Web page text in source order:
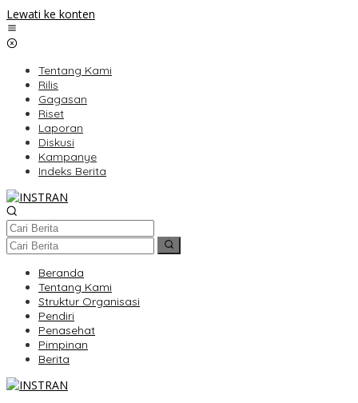
Lewati ke konten
Tentang Kami
Rilis
Gagasan
Riset
Laporan
Diskusi
Kampanye
Indeks Berita
Beranda
Tentang Kami
Struktur Organisasi
Pendiri
Penasehat
Pimpinan
Berita